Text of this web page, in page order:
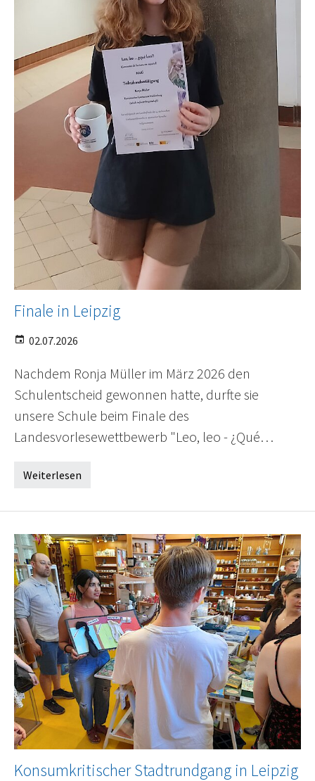
Finale in Leipzig
02.07.2026
Nachdem Ronja Müller im März 2026 den
Schulentscheid gewonnen hatte, durfte sie
unsere Schule beim Finale des
Landesvorlesewettbewerb "Leo, leo - ¿Qué…
Weiterlesen
Konsumkritischer Stadtrundgang in Leipzig